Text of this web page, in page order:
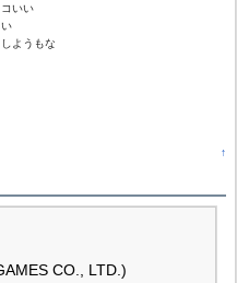
いい
ようもな
↑
CO., LTD.)